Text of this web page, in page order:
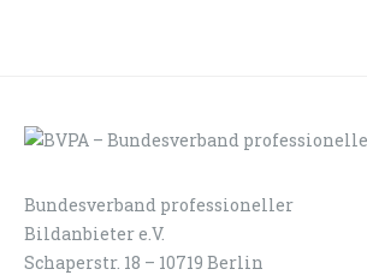
Bundesverband professioneller
Bildanbieter e.V.
Schaperstr. 18 – 10719 Berlin